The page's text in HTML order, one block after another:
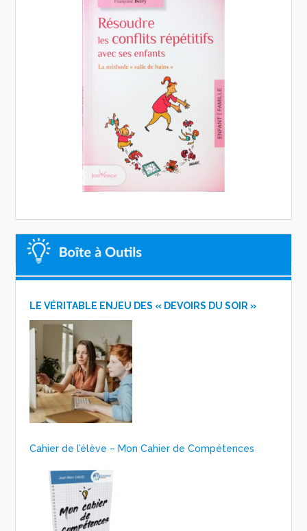
LE VÉRITABLE ENJEU DES « DEVOIRS DU SOIR »
Cahier de l’élève – Mon Cahier de Compétences